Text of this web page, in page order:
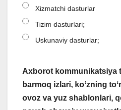
Xizmatchi dasturlar
Tizim dasturlari;
Uskunaviy dasturlar;
Axborot kommunikatsiya
barmoq izlari, koʻzning
ovoz va yuz shablonlari,